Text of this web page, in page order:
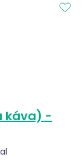
káva) -